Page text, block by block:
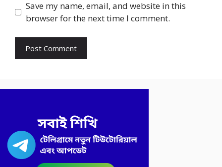
Save my name, email, and website in this
browser for the next time I comment.